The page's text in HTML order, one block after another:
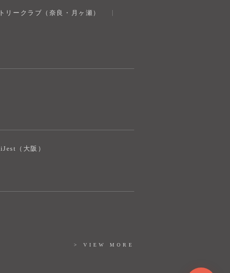
リークラブ（奈良・月ヶ瀬）
（大阪）
> VIEW MORE
奈良健康ランド
AIコンシェルジュ